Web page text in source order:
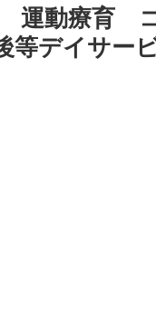
運動療育
等デイサ